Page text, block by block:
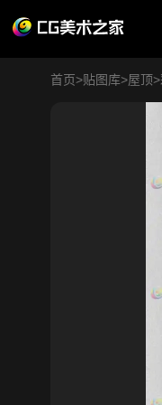
首页>贴图库>屋顶>